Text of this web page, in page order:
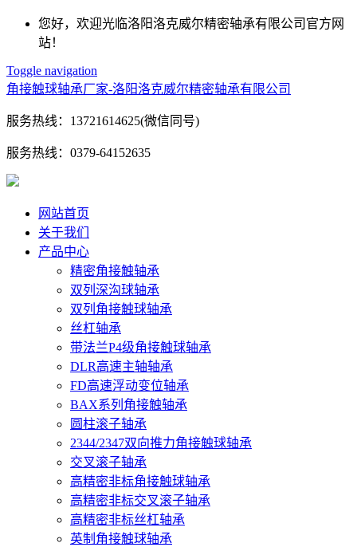
您好，欢迎光临洛阳洛克威尔精密轴承有限公司官方网
站！
Toggle navigation
角接触球轴承厂家-洛阳洛克威尔精密轴承有限公司
服务热线： 13721614625(微信同号)
服务热线： 0379-64152635
网站首页
关于我们
产品中心
精密角接触轴承
双列深沟球轴承
双列角接触球轴承
丝杠轴承
带法兰P4级角接触球轴承
DLR高速主轴轴承
FD高速浮动变位轴承
BAX系列角接触轴承
圆柱滚子轴承
2344/2347双向推力角接触球轴承
交叉滚子轴承
高精密非标角接触球轴承
高精密非标交叉滚子轴承
高精密非标丝杠轴承
英制角接触球轴承